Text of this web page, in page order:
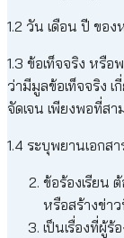
1.2 วัน เดือน ปี ของ
1.3 ข้อเท็จจริง หรือ
ว่ามีมูลข้อเท็จจริง
จัดเจน เพียงพอที่ส
1.4 ระบุพยานเอกส
ข้อร้องเรียน
หรือสร้างข่า
เป็นเรื่องที่ผู้ร้